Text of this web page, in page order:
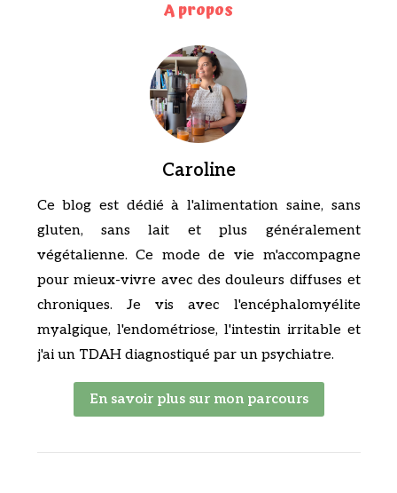
A propos
Caroline
Ce blog est dédié à l'alimentation saine, sans
gluten, sans lait et plus généralement
végétalienne. Ce mode de vie m'accompagne
pour mieux-vivre avec des douleurs diffuses et
chroniques. Je vis avec l'encéphalomyélite
myalgique, l'endométriose, l'intestin irritable et
j'ai un TDAH diagnostiqué par un psychiatre.
En savoir plus sur mon parcours